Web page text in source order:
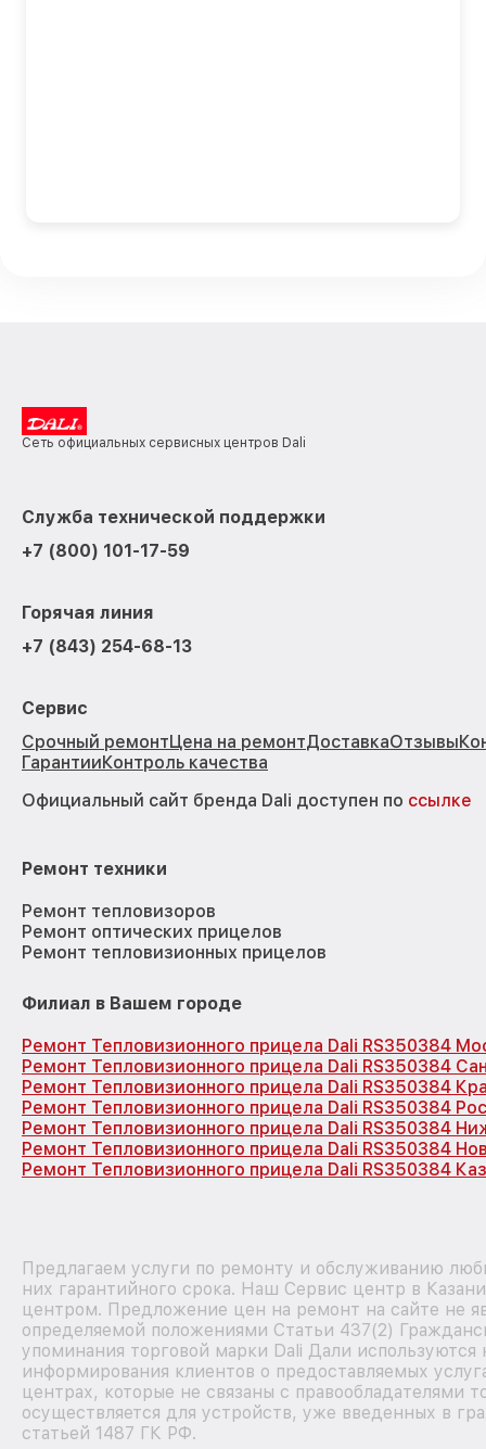
Сеть официальных сервисных центров Dali
Служба технической поддержки
+7 (800) 101-17-59
Горячая линия
+7 (843) 254-68-13
Сервис
Срочный ремонтЦена на ремонтДоставкаОтзывы
ГарантииКонтроль качества
Официальный сайт бренда Dali доступен по ссылке
Ремонт техники
Ремонт тепловизоров
Ремонт оптических прицелов
Ремонт тепловизионных прицелов
Филиал в Вашем городе
Ремонт Тепловизионного прицела Dali RS350384
Ремонт Тепловизионного прицела Dali RS350384
Ремонт Тепловизионного прицела Dali RS350384
Ремонт Тепловизионного прицела Dali RS350384
Ремонт Тепловизионного прицела Dali RS350384
Ремонт Тепловизионного прицела Dali RS350384
Ремонт Тепловизионного прицела Dali RS350384
Предлагаем услуги по ремонту и обслуживанию
них гарантийного срока. Наш Сервис центр в
центром. Предложение цен на ремонт на сайте не
определяемой положениями Статьи 437(2)
упоминания торговой марки Dali Дали
информирования клиентов о предоставляемых
центрах, которые не связаны с правообладателями
осуществляется для устройств, уже введенных в
статьей 1487 ГК РФ.